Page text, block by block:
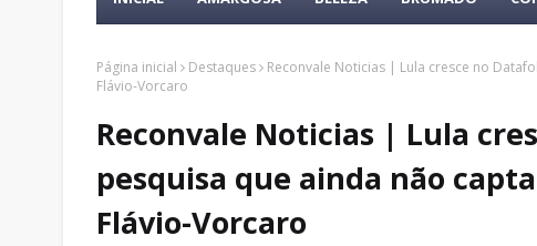
Página inicial Destaques
Reconvale Noticias | Lula cresce no
Flávio-Vorcaro
Reconvale Noticias | Lula
pesquisa que ainda não
Flávio-Vorcaro